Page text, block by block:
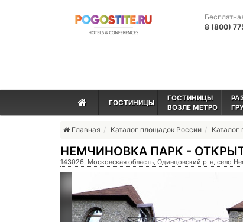
8 (800)
ГОСТИНИЦЫ
ГОСТИНИЦЫ
ВОЗЛЕ МЕТРО
Главная Каталог площадок России
НЕМЧИНОВКА ПАРК -
143026, Московская область, Одинцовский р-н, село